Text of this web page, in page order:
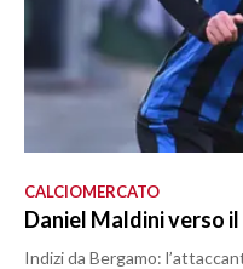
CALCIOMERCATO
Daniel Maldini verso
Indizi da Bergamo: